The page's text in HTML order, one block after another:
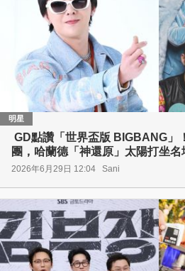
明星
GD點讚「世界盃版 BIGBANG」
團，哈蘭德「神還原」太陽打坐名
2026年6月29日 12:04 Sani